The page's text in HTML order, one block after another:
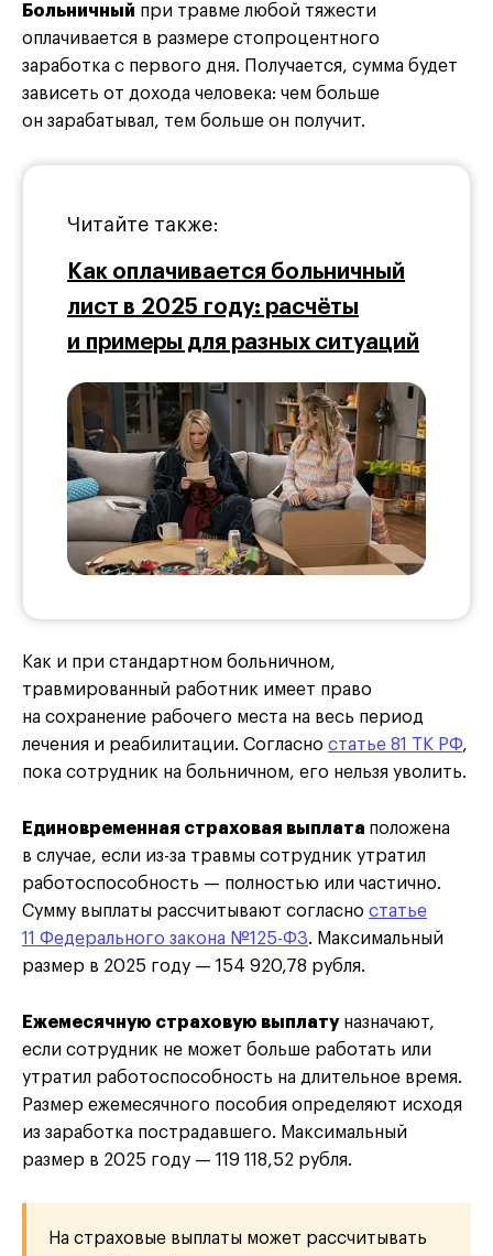
Больничный при травме любой тяжести
оплачивается в размере стопроцентного
заработка с первого дня. Получается, сумма будет
зависеть от дохода человека: чем больше
он зарабатывал, тем больше он получит.
Читайте также:
Как оплачивается больничный
лист в 2025 году: расчёты
и примеры для разных ситуаций
Как и при стандартном больничном,
травмированный работник имеет право
на сохранение рабочего места на весь период
лечения и реабилитации. Согласно статье 81 ТК РФ,
пока сотрудник на больничном, его нельзя уволить.
Единовременная страховая выплата положена
в случае, если из-за травмы сотрудник утратил
работоспособность — полностью или частично.
Сумму выплаты рассчитывают согласно статье
11 Федерального закона №125-ФЗ. Максимальный
размер в 2025 году — 154 920,78 рубля.
Ежемесячную страховую выплатуназначают,
если сотрудник не может больше работать или
утратил работоспособность на длительное время.
Размер ежемесячного пособия определяют исходя
из заработка пострадавшего. Максимальный
размер в 2025 году — 119 118,52 рубля.
На страховые выплаты может рассчитывать